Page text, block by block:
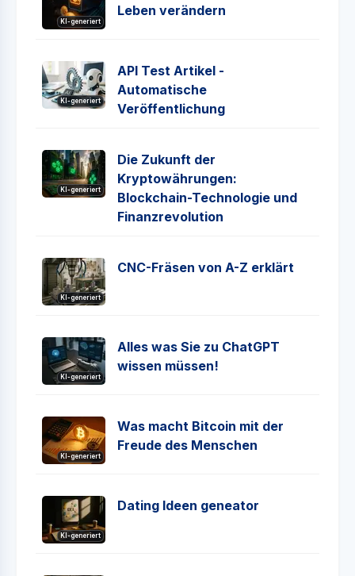
KI-generiert
Leben verändern
KI-generiert
API Test Artikel -
Automatische
Veröffentlichung
KI-generiert
Die Zukunft der
Kryptowährungen:
Blockchain-Technologie und
Finanzrevolution
KI-generiert
CNC-Fräsen von A-Z erklärt
KI-generiert
Alles was Sie zu ChatGPT
wissen müssen!
KI-generiert
Was macht Bitcoin mit der
Freude des Menschen
KI-generiert
Dating Ideen geneator